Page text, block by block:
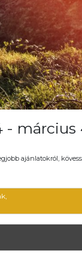
- március
ajánlatokról, kövess